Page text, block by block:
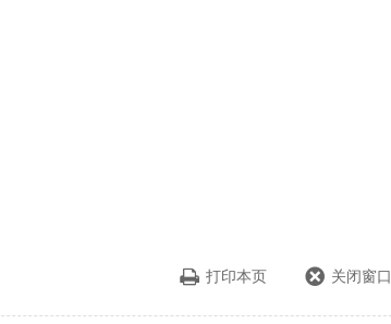
打印本页 关闭窗口